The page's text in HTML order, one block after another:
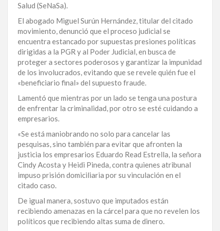
SAN
JUAN
LA
ALTAGRACIA
PUERTO
PLATA
CONTÁCTENOS
Salud (SeNaSa).
El abogado Miguel Surún Hernández, titular del citado
movimiento, denunció que el proceso judicial se
encuentra estancado por supuestas presiones políticas
dirigidas a la PGR y al Poder Judicial, en busca de
proteger a sectores poderosos y garantizar la impunidad
de los involucrados, evitando que se revele quién fue el
«beneficiario final» del supuesto fraude.
Lamentó que mientras por un lado se tenga una postura
de enfrentar la criminalidad, por otro se esté cuidando a
empresarios.
«Se está maniobrando no solo para cancelar las
pesquisas, sino también para evitar que afronten la
justicia los empresarios Eduardo Read Estrella, la señora
Cindy Acosta y Heidi Pineda, contra quienes atribunal
impuso prisión domiciliaria por su vinculación en el
citado caso.
De igual manera, sostuvo que imputados están
recibiendo amenazas en la cárcel para que no revelen los
políticos que recibiendo altas suma de dinero.